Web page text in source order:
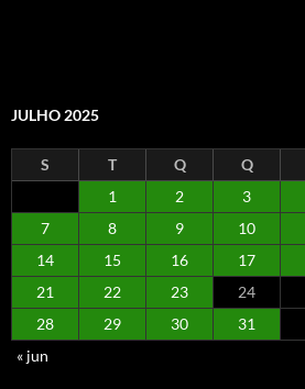
JULHO 2025
S T Q Q
1
2 3
7
8 9 10
14
15 16 17
21
22 23 24
28
29 30
31
« jun